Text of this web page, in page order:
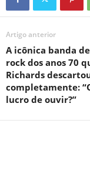
Artigo anterior
A icônica banda
rock dos anos 70
Richards
completamente:
lucro de ouvir?”